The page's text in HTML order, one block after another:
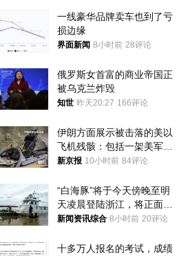
一线豪华品牌卖车也到了亏
损边缘
界面新闻 8小时前 28评论
俄罗斯女首富的商业帝国正
被乌克兰炸毁
知世 昨天20:27 166评论
伊朗方面展示被击落的美以
飞机残骸：包括一架美军F-
15战斗机残骸以及多架无人
新京报 10小时前 84评论
“白海豚”将于今天傍晚至明
天凌晨登陆浙江，将正面袭
击、贯穿浙江
新闻资讯综合 8小时前 20评论
十多万人报名的考试，成绩